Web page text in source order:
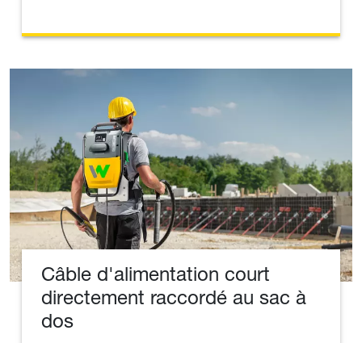
Câble d'alimentation court
directement raccordé au sac à
dos